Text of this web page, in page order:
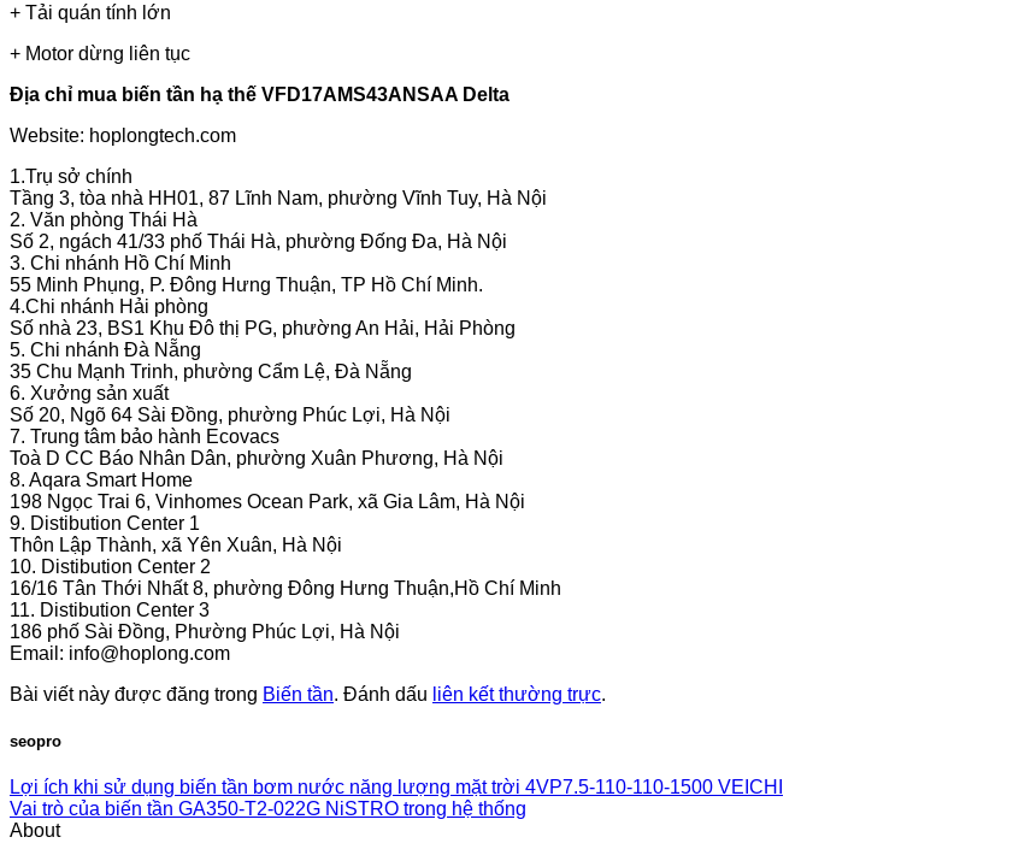
+ Tải quán tính lớn
+ Motor dừng liên tục
Địa chỉ mua biến tần hạ thế VFD17AMS43ANSAA Delta
Website: hoplongtech.com
1.Trụ sở chính
Tầng 3, tòa nhà HH01, 87 Lĩnh Nam, phường Vĩnh Tuy, Hà Nội
2. Văn phòng Thái Hà
Số 2, ngách 41/33 phố Thái Hà, phường Đống Đa, Hà Nội
3. Chi nhánh Hồ Chí Minh
55 Minh Phụng, P. Đông Hưng Thuận, TP Hồ Chí Minh.
4.Chi nhánh Hải phòng
Số nhà 23, BS1 Khu Đô thị PG, phường An Hải, Hải Phòng
5. Chi nhánh Đà Nẵng
35 Chu Mạnh Trinh, phường Cẩm Lệ, Đà Nẵng
6. Xưởng sản xuất
Số 20, Ngõ 64 Sài Đồng, phường Phúc Lợi, Hà Nội
7. Trung tâm bảo hành Ecovacs
Toà D CC Báo Nhân Dân, phường Xuân Phương, Hà Nội
8. Aqara Smart Home
198 Ngọc Trai 6, Vinhomes Ocean Park, xã Gia Lâm, Hà Nội
9. Distibution Center 1
Thôn Lập Thành, xã Yên Xuân, Hà Nội
10. Distibution Center 2
16/16 Tân Thới Nhất 8, phường Đông Hưng Thuận,Hồ Chí Minh
11. Distibution Center 3
186 phố Sài Đồng, Phường Phúc Lợi, Hà Nội
Email: info@hoplong.com
Bài viết này được đăng trong Biến tần. Đánh dấu liên kết thường trực.
seopro
Lợi ích khi sử dụng biến tần bơm nước năng lượng mặt trời 4VP7.5-110-110-1500 VEICHI
Vai trò của biến tần GA350-T2-022G NiSTRO trong hệ thống
About